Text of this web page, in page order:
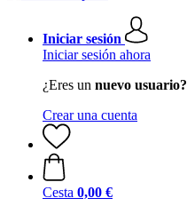
Iniciar sesión
Iniciar sesión ahora
¿Eres un nuevo usuario?
Crear una cuenta
Cesta 0,00 €